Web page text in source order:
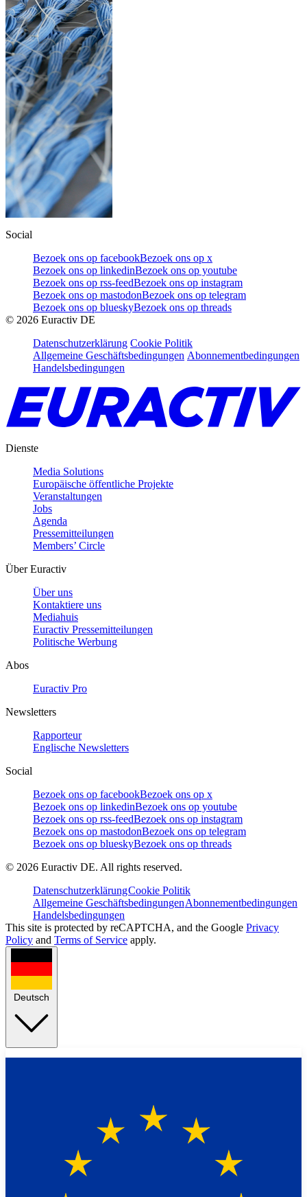
Social
Bezoek ons op facebookBezoek ons op x
Bezoek ons op linkedinBezoek ons op youtube
Bezoek ons op rss-feedBezoek ons op instagram
Bezoek ons op mastodonBezoek ons op telegram
Bezoek ons op blueskyBezoek ons op threads
© 2026 Euractiv DE
Datenschutzerklärung Cookie Politik
Allgemeine Geschäftsbedingungen Abonnementbedingungen
Handelsbedingungen
Dienste
Media Solutions
Europäische öffentliche Projekte
Veranstaltungen
Jobs
Agenda
Pressemitteilungen
Members’ Circle
Über Euractiv
Über uns
Kontaktiere uns
Mediahuis
Euractiv Pressemitteilungen
Politische Werbung
Abos
Euractiv Pro
Newsletters
Rapporteur
Englische Newsletters
Social
Bezoek ons op facebookBezoek ons op x
Bezoek ons op linkedinBezoek ons op youtube
Bezoek ons op rss-feedBezoek ons op instagram
Bezoek ons op mastodonBezoek ons op telegram
Bezoek ons op blueskyBezoek ons op threads
© 2026 Euractiv DE. All rights reserved.
DatenschutzerklärungCookie Politik
Allgemeine GeschäftsbedingungenAbonnementbedingungen
Handelsbedingungen
This site is protected by reCAPTCHA, and the Google Privacy
Policy and Terms of Service apply.
Deutsch